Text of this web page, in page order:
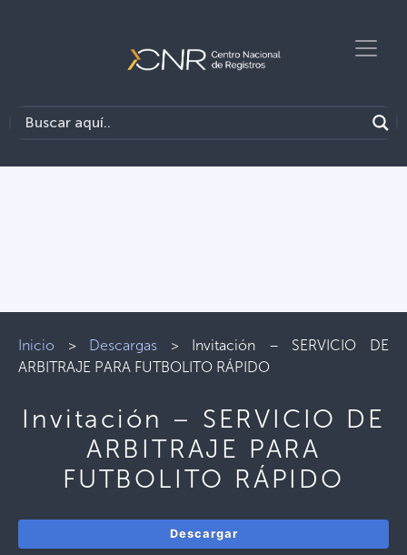
Inicio > Descargas > Invitación – SERVICIO DE
ARBITRAJE PARA FUTBOLITO RÁPIDO
Invitación – SERVICIO DE
ARBITRAJE PARA
FUTBOLITO RÁPIDO
Descargar